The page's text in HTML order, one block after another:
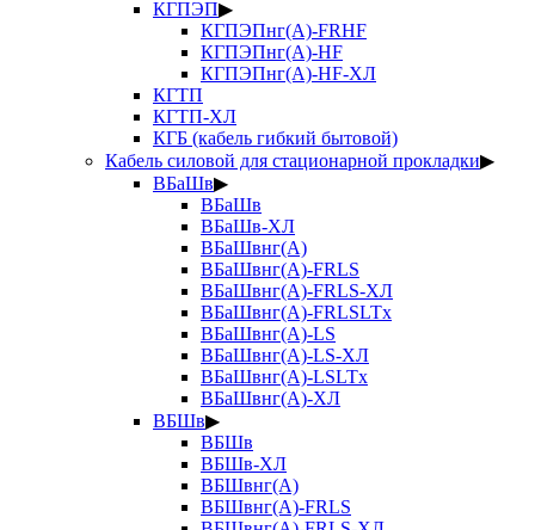
КГПЭП▶
КГПЭПнг(А)-FRHF
КГПЭПнг(А)-HF
КГПЭПнг(А)-HF-ХЛ
КГТП
КГТП-ХЛ
КГБ (кабель гибкий бытовой)
Кабель силовой для стационарной прокладки▶
ВБаШв▶
ВБаШв
ВБаШв-ХЛ
ВБаШвнг(А)
ВБаШвнг(А)-FRLS
ВБаШвнг(А)-FRLS-ХЛ
ВБаШвнг(А)-FRLSLTx
ВБаШвнг(А)-LS
ВБаШвнг(А)-LS-ХЛ
ВБаШвнг(А)-LSLTx
ВБаШвнг(А)-ХЛ
ВБШв▶
ВБШв
ВБШв-ХЛ
ВБШвнг(А)
ВБШвнг(А)-FRLS